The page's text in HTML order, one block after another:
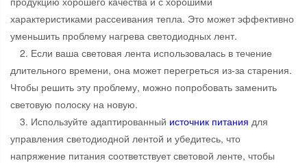
характеристиками рассеивания тепла. Это может эффективно
уменьшить проблему нагрева светодиодных лент.
2. Если ваша световая лента использовалась в течение
длительного времени, она может перегреться из-за старения.
Чтобы решить эту проблему, можно попробовать заменить
световую полоску на новую.
3. Используйте адаптированный источник питания для
управления светодиодной лентой и убедитесь, что
напряжение питания соответствует световой ленте, чтобы